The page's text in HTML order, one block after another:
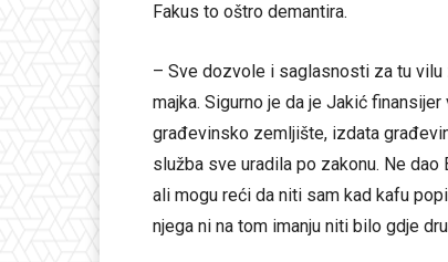
Fakus to oštro demantira.
– Sve dozvole i saglasnosti za tu vilu
majka. Sigurno je da je Jakić
građevinsko zemljište, izdata
služba sve uradila po zakonu. Ne
ali mogu reći da niti sam kad kafu
njega ni na tom imanju niti bilo gdje